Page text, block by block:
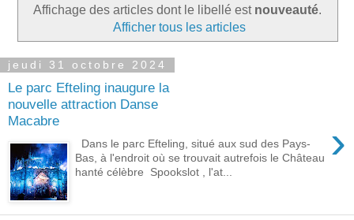
Affichage des articles dont le libellé est nouveauté.
Afficher tous les articles
jeudi 31 octobre 2024
Le parc Efteling inaugure la
nouvelle attraction Danse
Macabre
›
Dans le parc Efteling, situé aux sud des Pays-
Bas, à l'endroit où se trouvait autrefois le Château
hanté célèbre Spookslot , l'at...